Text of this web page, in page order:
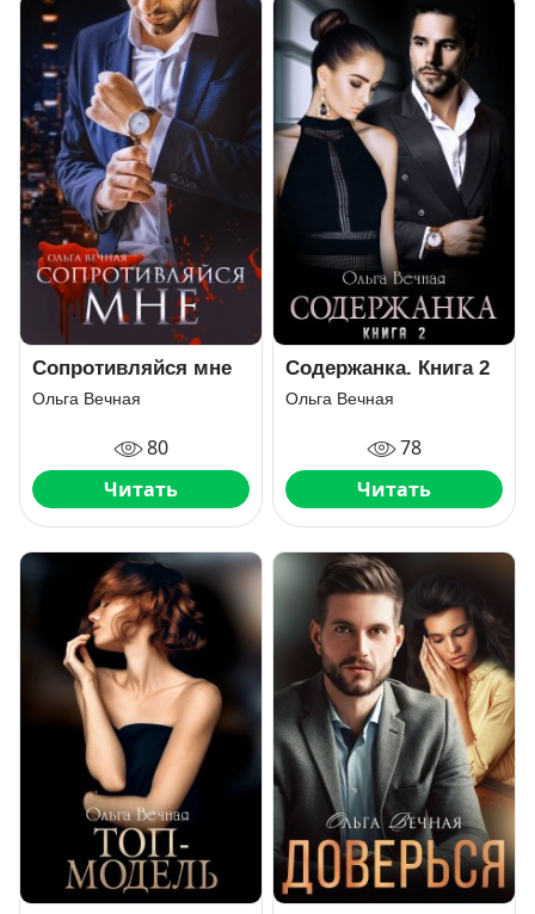
Сопротивляйся мне
Ольга Вечная
80
Читать
Содержанка. Книга 2
Ольга Вечная
78
Читать